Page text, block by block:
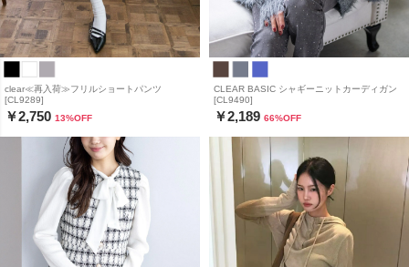
clear≪再入荷≫フリルショートパンツ
[CL9289]
￥2,750 13%OFF
CLEAR BASIC シャギーニットカーディガン
[CL9490]
￥2,189 66%OFF